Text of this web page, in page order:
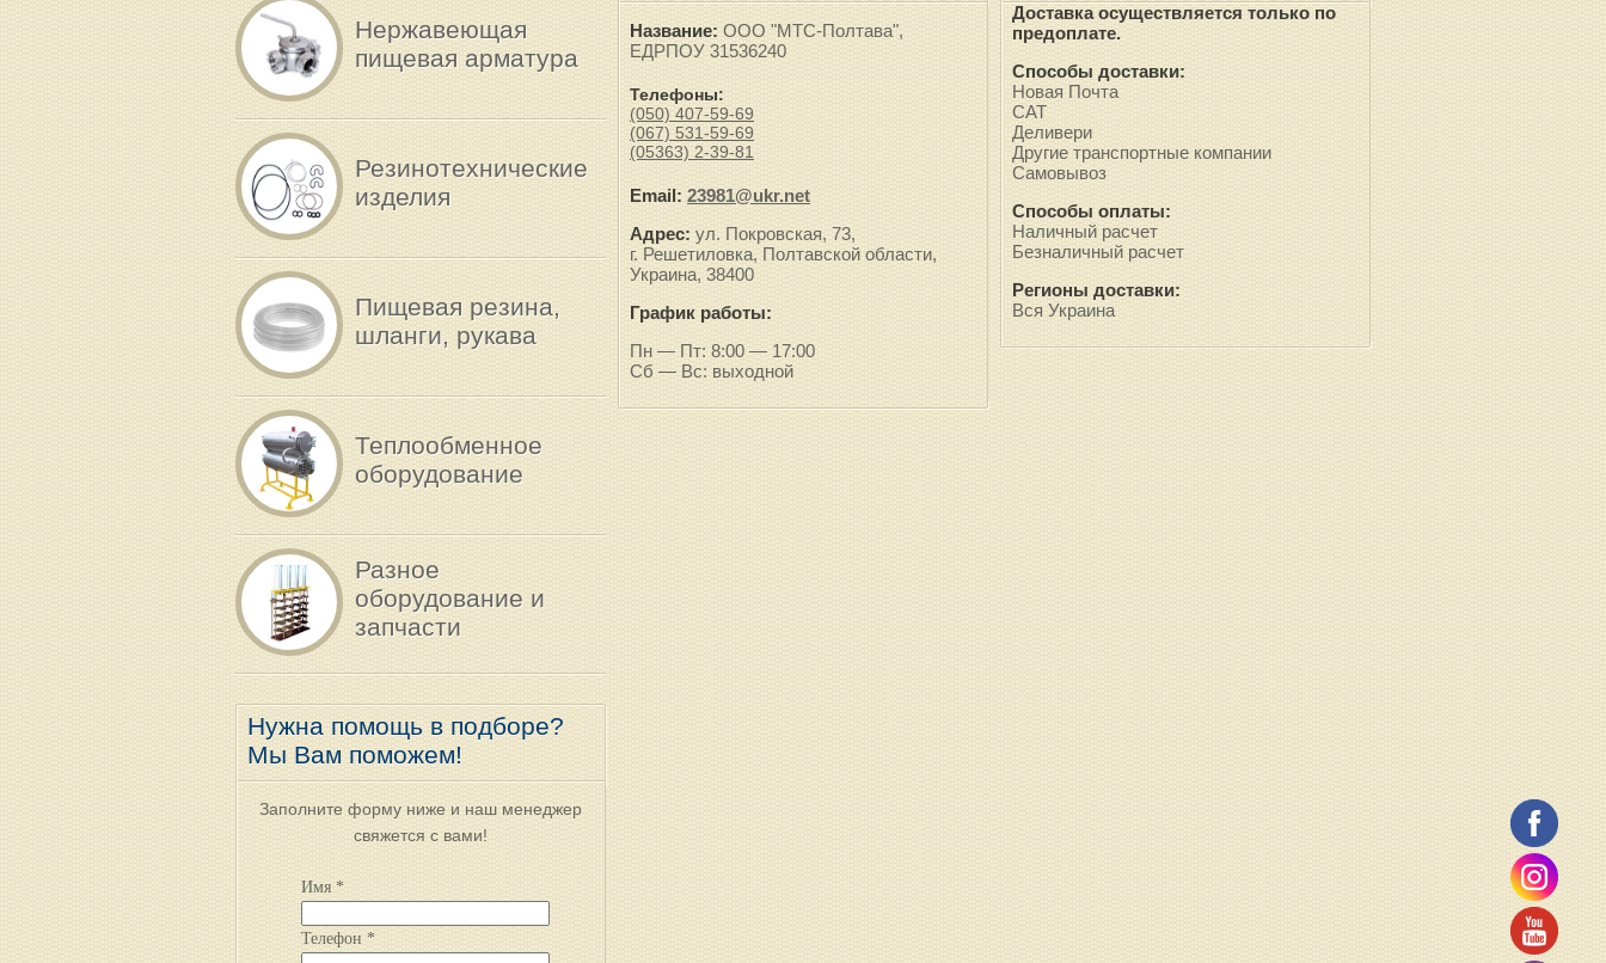
Нержавеющая
пищевая арматура
Резинотехнические
изделия
Пищевая резина,
шланги, рукава
Теплообменное
оборудование
Разное
оборудование и
запчасти
Нужна помощь в подборе?
Мы Вам поможем!
Заполните форму ниже и наш менеджер
свяжется с вами!
Имя *
Телефон *
Название: ООО "МТС-Полтава",
ЕДРПОУ 31536240
Телефоны:
(050) 407-59-69
(067) 531-59-69
(05363) 2-39-81
Email: 23981@ukr.net
Адрес: ул. Покровская, 73,
г. Решетиловка, Полтавской области,
Украина, 38400
График работы:
Пн — Пт: 8:00 — 17:00
Сб — Вс: выходной
Доставка осуществляется только по
предоплате.
Способы доставки:
Новая Почта
САТ
Деливери
Другие транспортные компании
Самовывоз
Способы оплаты:
Наличный расчет
Безналичный расчет
Регионы доставки:
Вся Украина